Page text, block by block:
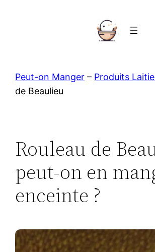
Peut-on Manger – Produits
de Beaulieu
Rouleau de
peut-on en
enceinte ?